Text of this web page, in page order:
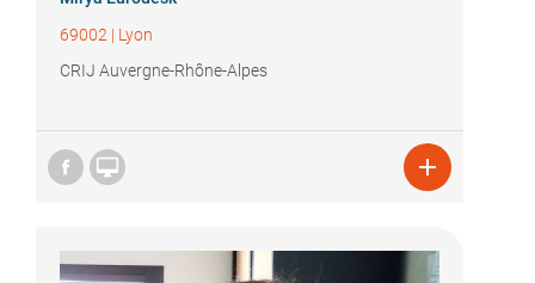
69002 | Lyon
CRIJ Auvergne-Rhône-Alpes
 